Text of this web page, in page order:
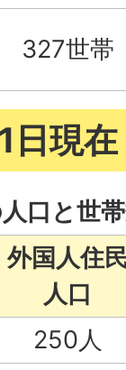
327世帯
日現在
口と世
外国人住
人口
250人